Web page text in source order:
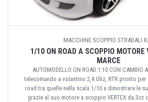
MACCHINE SCOPPIO STRADALI
1/10 ON ROAD A SCOPPIO MOTORE
MARCE
AUTOMODELLO ON ROAD 1:10 CON CAMBIO
telecomando a volantino 2,4 Ghz, RTR pronto
road tra quelle nella scala 1/10 a dimostrare le
grazie al suo motore a scoppio VERTEX da 3cc